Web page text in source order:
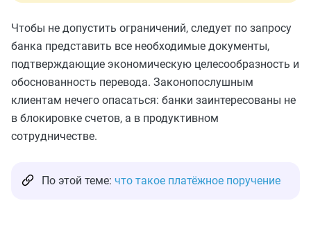
Чтобы не допустить ограничений, следует по запросу
банка представить все необходимые документы,
подтверждающие экономическую целесообразность и
обоснованность перевода. Законопослушным
клиентам нечего опасаться: банки заинтересованы не
в блокировке счетов, а в продуктивном
сотрудничестве.
По этой теме: что такое платёжное поручение